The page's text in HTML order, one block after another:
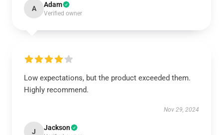
A Adam
Verified owner
Low expectations, but the product exceeded them.
Highly recommend.
Nov 29, 2024
J Jackson